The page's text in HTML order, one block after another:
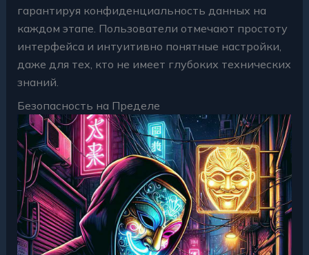
гарантируя конфиденциальность данных на
каждом этапе. Пользователи отмечают простоту
интерфейса и интуитивно понятные настройки,
даже для тех, кто не имеет глубоких технических
знаний.
Безопасность на Пределе